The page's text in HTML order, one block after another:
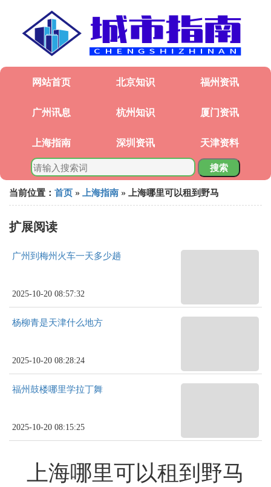
网站首页 北京知识 福州资讯
广州讯息 杭州知识 厦门资讯
上海指南 深圳资讯 天津资料
搜索
当前位置： 首页 » 上海指南 » 上海哪里可以租到野马
扩展阅读
广州到梅州火车一天多少趟
2025-10-20 08:57:32
杨柳青是天津什么地方
2025-10-20 08:28:24
福州鼓楼哪里学拉丁舞
2025-10-20 08:15:25
上海哪里可以租到野马